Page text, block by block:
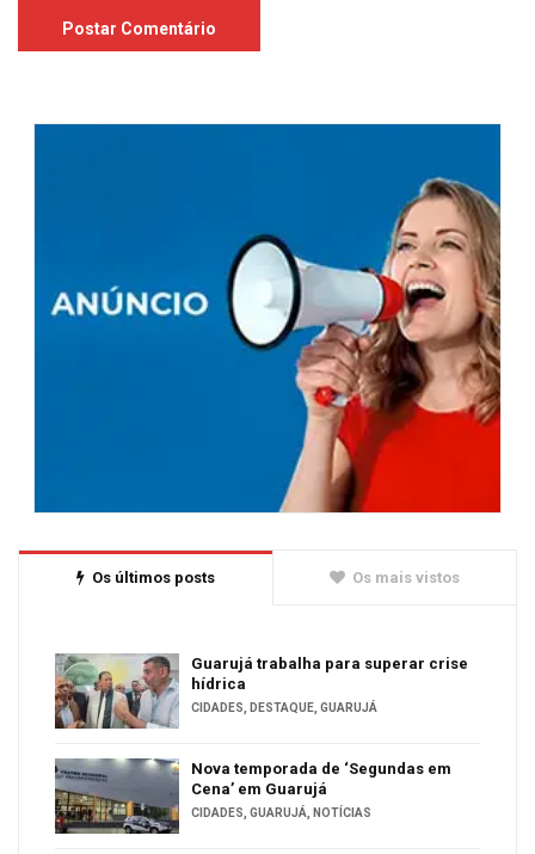
Os últimos posts Os mais vistos
Guarujá trabalha para superar crise
hídrica
CIDADES DESTAQUE GUARUJÁ
Nova temporada de ‘Segundas em
Cena’ em Guarujá
CIDADES GUARUJÁ NOTÍCIAS